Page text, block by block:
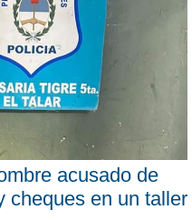
acusado de
cheques en un taller